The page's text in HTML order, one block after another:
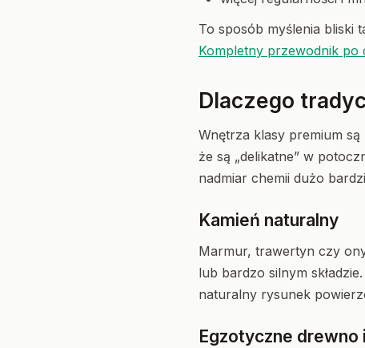
To sposób myślenia bliski
Kompletny przewodnik po
Dlaczego
Wnętrza klasy premium
że są „delikatne” w
nadmiar chemii dużo
Kamień naturalny
Marmur, trawertyn czy
lub bardzo silnym
naturalny rysunek
Egzotyczne drewno